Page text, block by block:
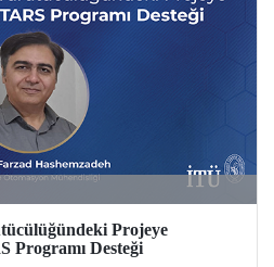
Projeye
Programı Desteği